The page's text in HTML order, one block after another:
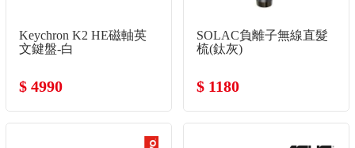
Keychron K2 HE磁軸英
文鍵盤-白
$ 4990
SOLAC負離子無線直髮
梳(鈦灰)
$ 1180